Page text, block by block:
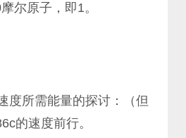
尔原子，即1。
度所需能量的探讨：（但
的速度前行。